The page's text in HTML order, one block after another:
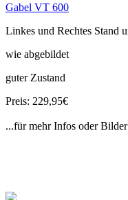
Gabel VT 600
Linkes und Rechtes Stand
wie abgebildet
guter Zustand
Preis: 229,95€
...für mehr Infos oder